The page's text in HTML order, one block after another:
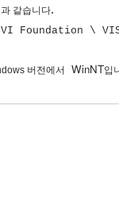
같습니다.
Foundation \
버전에서 WinNT입